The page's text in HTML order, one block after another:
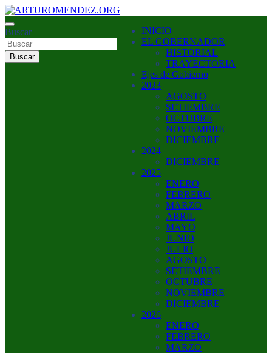
Saltar
al
contenido
ARTUROMENDEZ.ORG
ARTURO MENDEZ GOBERNADOR 2023
Buscar
Buscar
INICIO
EL GOBERNADOR
HISTORIAL
TRAYECTORIA
Ejes de Gobierno
2023
AGOSTO
SETIEMBRE
OCTUBRE
NOVIEMBRE
DICIEMBRE
2024
DICIEMBRE
2025
ENERO
FEBRERO
MARZO
ABRIL
MAYO
JUNIO
JULIO
AGOSTO
SETIEMBRE
OCTUBRE
NOVIEMBRE
DICIEMBRE
2026
ENERO
FEBRERO
MARZO